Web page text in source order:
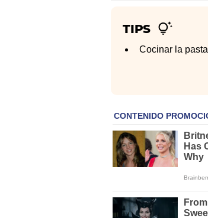
TIPS
Cocinar la